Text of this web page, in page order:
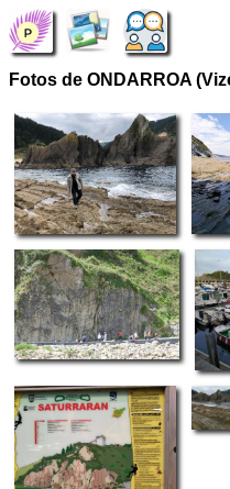
Fotos de ONDARROA